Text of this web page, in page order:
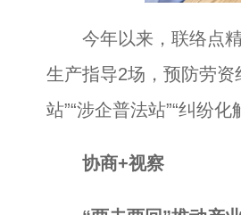
今年以来，联络点精
生产指导2场，预防劳
站”“涉企普法站”“纠纷化
协商+视察